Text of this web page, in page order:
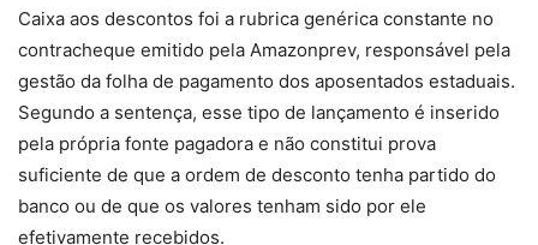
Caixa aos descontos foi a rubrica genérica constante no
contracheque emitido pela Amazonprev, responsável pela
gestão da folha de pagamento dos aposentados estaduais.
Segundo a sentença, esse tipo de lançamento é inserido
pela própria fonte pagadora e não constitui prova
suficiente de que a ordem de desconto tenha partido do
banco ou de que os valores tenham sido por ele
efetivamente recebidos.